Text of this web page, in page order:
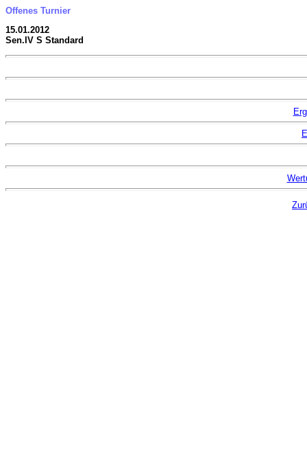
Offenes Turnier
15.01.2012
Sen.IV S Standard